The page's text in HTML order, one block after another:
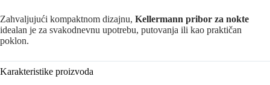
Zahvaljujući kompaktnom dizajnu, Kellermann pribor za nokte
idealan je za svakodnevnu upotrebu, putovanja ili kao praktičan
poklon.
Karakteristike proizvoda